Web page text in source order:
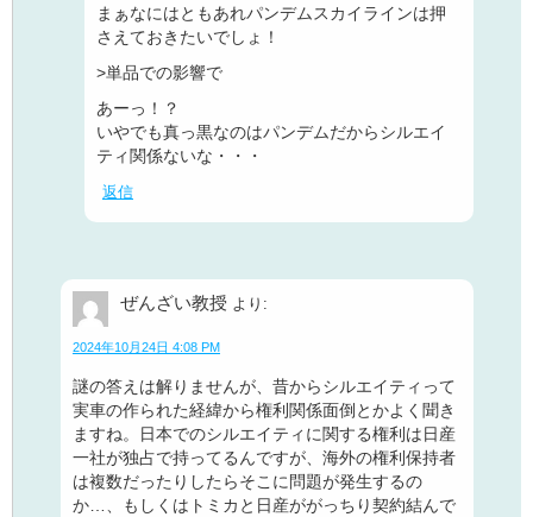
まぁなにはともあれパンデムスカイラインは押
さえておきたいでしょ！
>単品での影響で
あーっ！？
いやでも真っ黒なのはパンデムだからシルエイ
ティ関係ないな・・・
返信
ぜんざい教授 より:
2024年10月24日 4:08 PM
謎の答えは解りませんが、昔からシルエイティって
実車の作られた経緯から権利関係面倒とかよく聞き
ますね。日本でのシルエイティに関する権利は日産
一社が独占で持ってるんですが、海外の権利保持者
は複数だったりしたらそこに問題が発生するの
か…、もしくはトミカと日産ががっちり契約結んで